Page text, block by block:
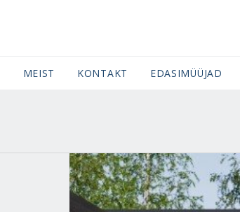
MEIST KONTAKT EDASIMÜÜJAD